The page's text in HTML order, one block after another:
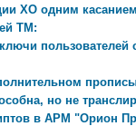
ХО одним
ТМ:
пользователей
но не
в АРМ "Орион